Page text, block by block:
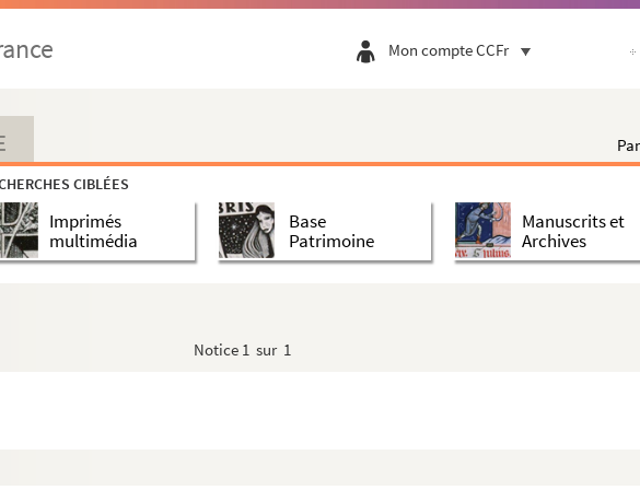
Mon compte CCFr
CIBLÉES
Imprimés
multimédia
Base
Patrimoine
Manuscrits et
Archives
Notice 1 sur 1